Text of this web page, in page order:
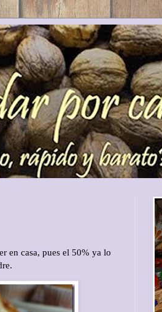
en casa, pues el 50% ya lo